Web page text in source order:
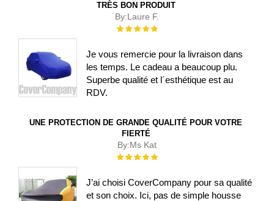
TRÈS BON PRODUIT
By:Laure F.
Évaluation :
Je vous remercie pour la livraison dans
les temps. Le cadeau a beaucoup plu.
Superbe qualité et l´esthétique est au
RDV.
UNE PROTECTION DE GRANDE QUALITÉ POUR VOTRE
FIERTÉ
By:Ms Kat
Évaluation :
J’ai choisi CoverCompany pour sa qualité
et son choix. Ici, pas de simple housse